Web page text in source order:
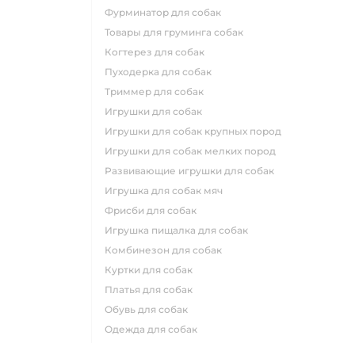
фурминатор для собак
товары для груминга собак
когтерез для собак
пуходерка для собак
триммер для собак
игрушки для собак
игрушки для собак крупных пород
игрушки для собак мелких пород
развивающие игрушки для собак
игрушка для собак мяч
фрисби для собак
игрушка пищалка для собак
комбинезон для собак
куртки для собак
платья для собак
обувь для собак
одежда для собак